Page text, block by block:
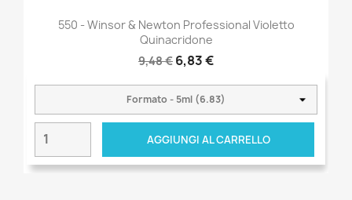
550 - Winsor & Newton Professional Violetto
Quinacridone
9,48 € 6,83 €
AGGIUNGI AL CARRELLO